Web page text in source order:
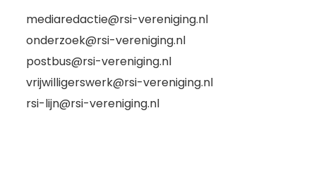
mediaredactie@rsi-vereniging.nl
onderzoek@rsi-vereniging.nl
postbus@rsi-vereniging.nl
vrijwilligerswerk@rsi-vereniging.nl
rsi-lijn@rsi-vereniging.nl